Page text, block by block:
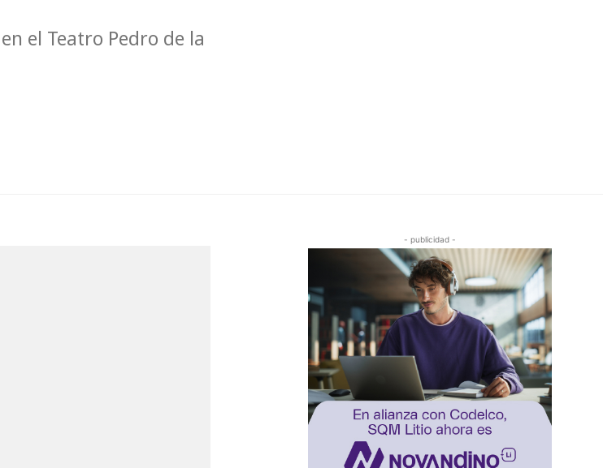
el Teatro Pedro de la
- publicidad -